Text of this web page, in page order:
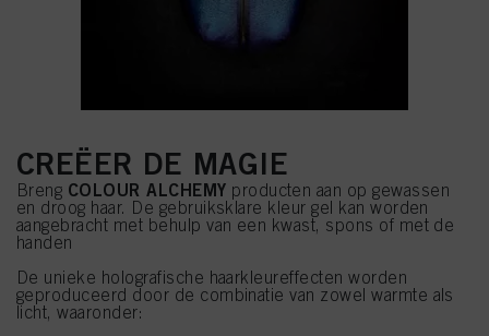
CREËER DE MAGIE
Breng COLOUR ALCHEMY producten aan op gewassen
en droog haar. De gebruiksklare kleur gel kan worden
aangebracht met behulp van een kwast, spons of met de
handen
De unieke holografische haarkleureffecten worden
geproduceerd door de combinatie van zowel warmte als
licht, waaronder: